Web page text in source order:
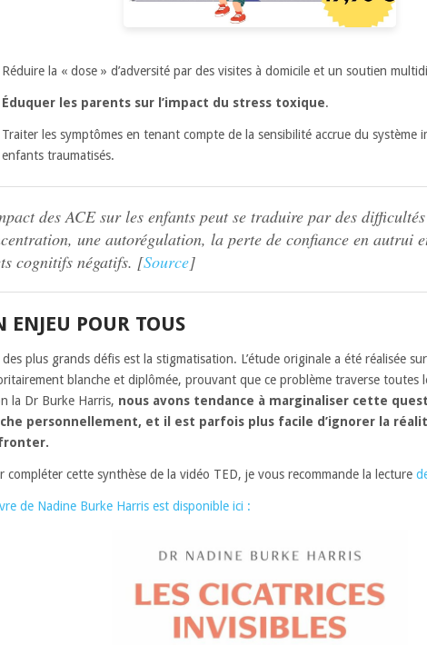
Réduire la « dose » d’adversité par des visites à domicile et un soutien
Éduquer les parents sur l’impact du stress toxique.
Traiter les symptômes en tenant compte de la sensibilité accrue du système
enfants traumatisés.
des ACE sur les enfants peut se traduire par des
une autorégulation, la perte de confiance en autrui
cognitifs négatifs. [Source]
ENJEU POUR TOUS
des plus grands défis est la stigmatisation. L’étude originale a été réalisée
blanche et diplômée, prouvant que ce problème traverse toutes
la Dr Burke Harris, nous avons tendance à marginaliser cette
personnellement, et il est parfois plus facile d’ignorer la
compléter cette synthèse de la vidéo TED, je vous recommande la lecture
de Nadine Burke Harris est disponible ici :